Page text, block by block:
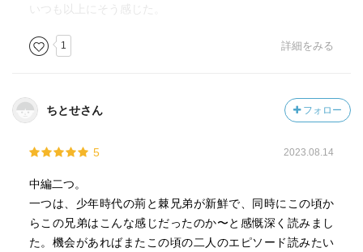
いつも以上にそう感じた。
1 詳細をみる
ちとせさん フォロー
5 2023.08.14
中編二つ。
一つは、少年時代の荊と棘兄弟が新鮮で、同時にこの頃か
らこの兄弟はこんな感じだったのか〜と感慨深く読みまし
た。機会があればまたこの頃の二人のエピソード読みたい